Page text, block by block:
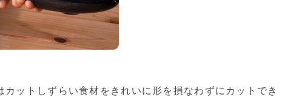
ットしずらい食材をきれいに形を損なわずにカットでき